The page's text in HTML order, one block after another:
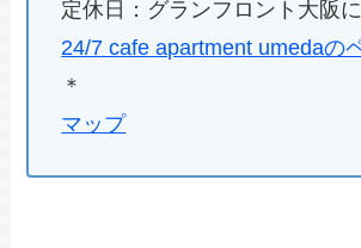
定休日：グランフロント大阪
24/7 cafe apartment umedaの
＊
マップ